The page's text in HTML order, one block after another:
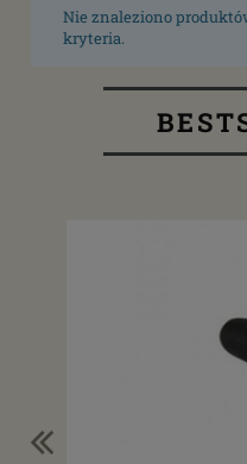
Nie znaleziono
kryteria.